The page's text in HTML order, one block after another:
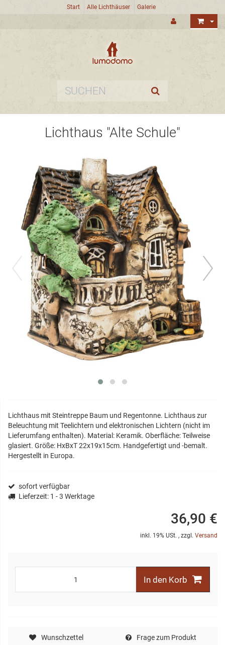
Start Alle Lichthäuser Galerie
Lichthaus "Alte Schule"
Lichthaus mit Steintreppe Baum und Regentonne. Lichthaus zur
Beleuchtung mit Teelichtern und elektronischen Lichtern (nicht im
Lieferumfang enthalten). Material: Keramik. Oberfläche: Teilweise
glasiert. Größe: HxBxT 22x19x15cm. Handgefertigt und -bemalt.
Hergestellt in Europa.
sofort verfügbar
Lieferzeit: 1 - 3 Werktage
36,90 €
inkl. 19% USt. , zzgl. Versand
In den Korb
Wunschzettel Frage zum Produkt